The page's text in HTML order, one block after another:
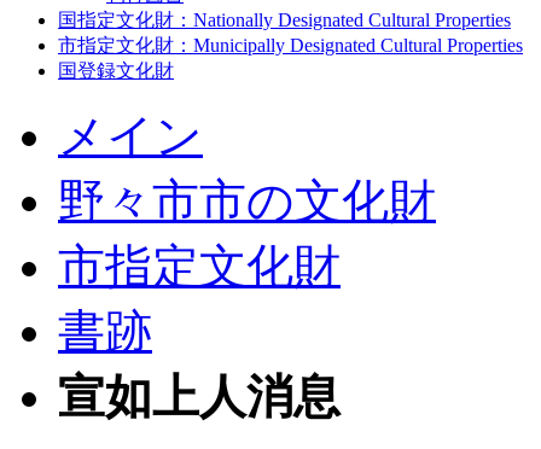
国指定文化財：Nationally Designated Cultural Properties
市指定文化財：Municipally Designated Cultural Properties
国登録文化財
メイン
野々市市の文化財
市指定文化財
書跡
宣如上人消息